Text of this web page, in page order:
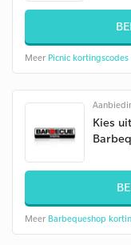
Meer Picnic kortingscodes
Kies
Meer Barbequeshop